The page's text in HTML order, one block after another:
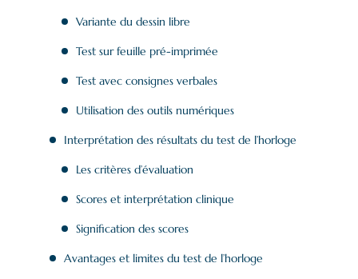
Variante du dessin libre
Test sur feuille pré-imprimée
Test avec consignes verbales
Utilisation des outils numériques
Interprétation des résultats du test de l’horloge
Les critères d’évaluation
Scores et interprétation clinique
Signification des scores
Avantages et limites du test de l’horloge